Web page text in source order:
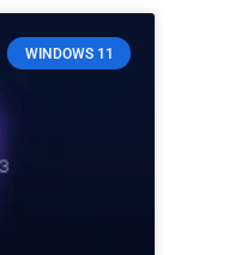
WINDOWS 11